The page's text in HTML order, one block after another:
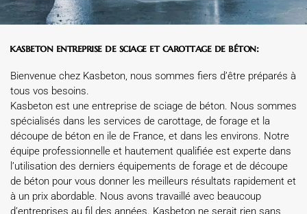
kasbeton entreprise de sciage et carottage de béton:
Bienvenue chez Kasbeton, nous sommes fiers d’être préparés à
tous vos besoins.
Kasbeton est une entreprise de sciage de béton. Nous sommes
spécialisés dans les services de carottage, de forage et la
découpe de béton en ile de France, et dans les environs. Notre
équipe professionnelle et hautement qualifiée est experte dans
l’utilisation des derniers équipements de forage et de découpe
de béton pour vous donner les meilleurs résultats rapidement et
à un prix abordable. Nous avons travaillé avec beaucoup
d’entreprises au fil des années. Kasbeton ne serait rien sans